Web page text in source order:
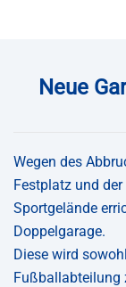
Neue
Wegen des
Festplatz und
Sportgelände
Doppelgarage.
Diese wird
Fußballabteilung